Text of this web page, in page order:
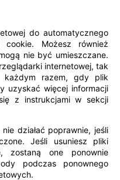
do automatycznego
Możesz również
nie być umieszczane.
internetowej, tak
każdym razem, gdy plik
uzyskać więcej informacji
z instrukcjami w sekcji
działać poprawnie, jeśli
Jeśli usuniesz pliki
zostaną one ponownie
podczas ponownego